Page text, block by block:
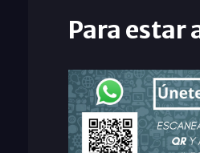
Para estar